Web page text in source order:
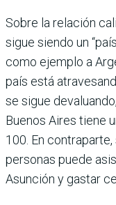
Sobre la relación
sigue siendo un
como ejemplo a
país está
se sigue
Buenos Aires tiene
100. En
personas puede
Asunción y gastar